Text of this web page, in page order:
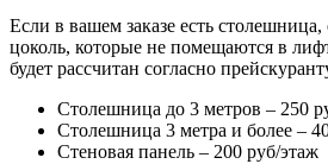
Если в вашем заказе есть столешница,
цоколь, которые не помещаются в
будет рассчитан согласно
Столешница до 3 метров – 250
Столешница 3 метра и более –
Стеновая панель – 200 руб/этаж